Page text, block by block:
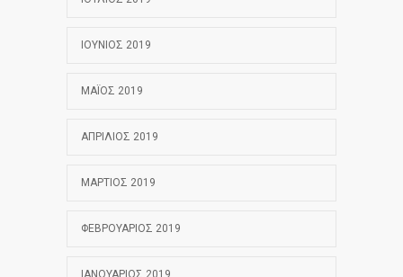
ΙΟΎΝΙΟΣ 2019
ΜΆΙΟΣ 2019
ΑΠΡΊΛΙΟΣ 2019
ΜΆΡΤΙΟΣ 2019
ΦΕΒΡΟΥΆΡΙΟΣ 2019
ΙΑΝΟΥΆΡΙΟΣ 2019